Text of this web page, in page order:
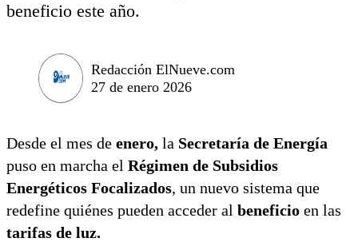
beneficio este año.
Redacción ElNueve.com
27 de enero 2026
Desde el mes de enero, la Secretaría de Energía
puso en marcha el Régimen de Subsidios
Energéticos Focalizados, un nuevo sistema que
redefine quiénes pueden acceder al beneficio en las
tarifas de luz.